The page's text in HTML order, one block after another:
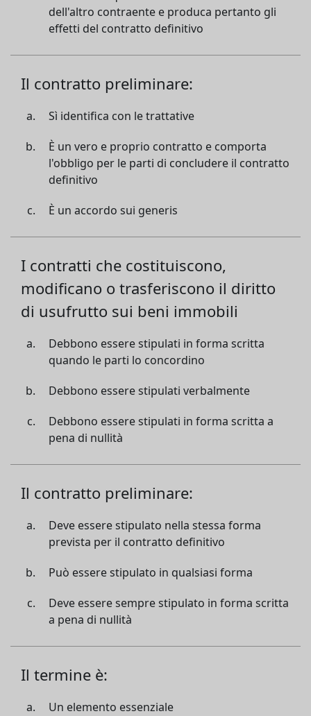
dell'altro contraente e produca pertanto gli
effetti del contratto definitivo
Il contratto preliminare:
Sì identifica con le trattative
È un vero e proprio contratto e comporta
l'obbligo per le parti di concludere il contratto
definitivo
È un accordo sui generis
I contratti che costituiscono,
modificano o trasferiscono il diritto
di usufrutto sui beni immobili
Debbono essere stipulati in forma scritta
quando le parti lo concordino
Debbono essere stipulati verbalmente
Debbono essere stipulati in forma scritta a
pena di nullità
Il contratto preliminare:
Deve essere stipulato nella stessa forma
prevista per il contratto definitivo
Può essere stipulato in qualsiasi forma
Deve essere sempre stipulato in forma scritta
a pena di nullità
Il termine è:
Un elemento essenziale